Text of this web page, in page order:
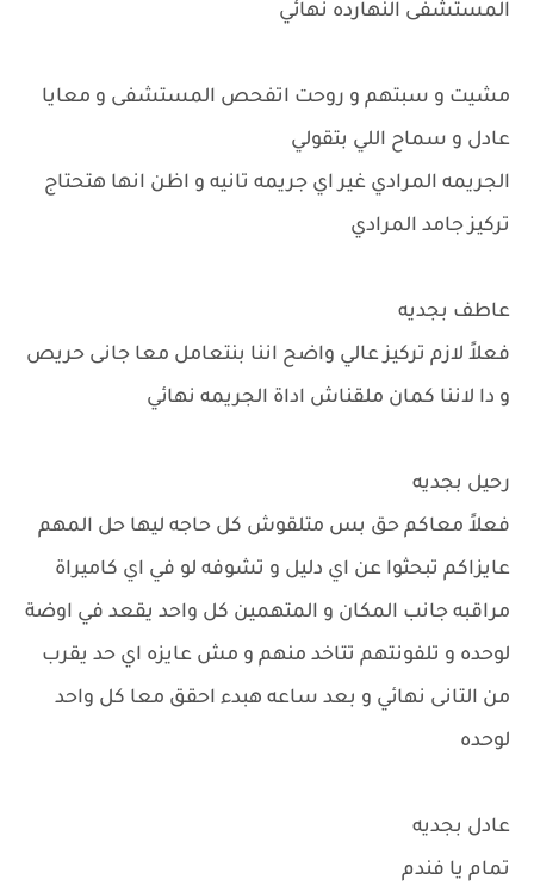
المستشفى النهارده نهائي
مشيت و سبتهم و روحت اتفحص المستشفى و معايا
عادل و سماح اللي بتقولي
الجريمه المرادي غير اي جريمه تانيه و اظن انها هتحتاج
تركيز جامد المرادي
عاطف بجديه
فعلاً لازم تركيز عالي واضح اننا بنتعامل معا جانى حريص
و دا لاننا كمان ملقناش اداة الجريمه نهائي
رحيل بجديه
فعلاً معاكم حق بس متلقوش كل حاجه ليها حل المهم
عايزاكم تبحثوا عن اي دليل و تشوفه لو في اي كاميراة
مراقبه جانب المكان و المتهمين كل واحد يقعد في اوضة
لوحده و تلفونتهم تتاخد منهم و مش عايزه اي حد يقرب
من التانى نهائي و بعد ساعه هبدء احقق معا كل واحد
لوحده
عادل بجديه
تمام يا فندم